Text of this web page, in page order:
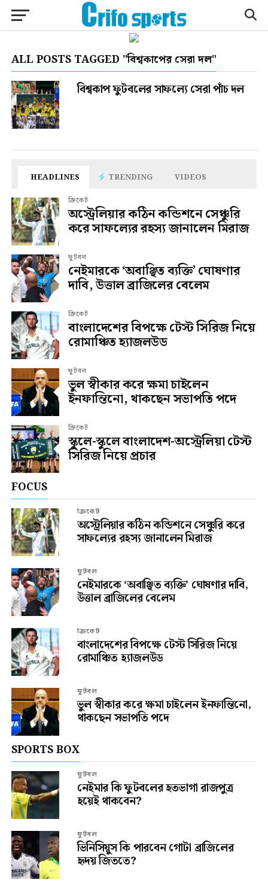
ALL POSTS TAGGED "বিশ্বকাপের সেরা দল"
বিশ্বকাপ ফুটবলের সাফল্যে সেরা পাঁচ দল
HEADLINES TRENDING VIDEOS
ক্রিকেট
অস্ট্রেলিয়ার কঠিন কন্ডিশনে সেঞ্চুরি
করে সাফল্যের রহস্য জানালেন মিরাজ
ফুটবল
নেইমারকে ‘অবাঞ্ছিত ব্যক্তি’ ঘোষণার
দাবি, উত্তাল ব্রাজিলের বেলেম
ক্রিকেট
বাংলাদেশের বিপক্ষে টেস্ট সিরিজ নিয়ে
রোমাঞ্চিত হ্যাজলউড
ফুটবল
ভুল স্বীকার করে ক্ষমা চাইলেন
ইনফান্তিনো, থাকছেন সভাপতি পদে
ক্রিকেট
স্কুলে-স্কুলে বাংলাদেশ-অস্ট্রেলিয়া টেস্ট
সিরিজ নিয়ে প্রচার
FOCUS
ক্রিকেট
অস্ট্রেলিয়ার কঠিন কন্ডিশনে সেঞ্চুরি করে
সাফল্যের রহস্য জানালেন মিরাজ
ফুটবল
নেইমারকে ‘অবাঞ্ছিত ব্যক্তি’ ঘোষণার দাবি,
উত্তাল ব্রাজিলের বেলেম
ক্রিকেট
বাংলাদেশের বিপক্ষে টেস্ট সিরিজ নিয়ে
রোমাঞ্চিত হ্যাজলউড
ফুটবল
ভুল স্বীকার করে ক্ষমা চাইলেন ইনফান্তিনো,
থাকছেন সভাপতি পদে
SPORTS BOX
ফুটবল
নেইমার কি ফুটবলের হতভাগা রাজপুত্র
হয়েই থাকবেন?
ফুটবল
ভিনিসিয়ুস কি পারবেন গোটা ব্রাজিলের
হৃদয় জিততে?